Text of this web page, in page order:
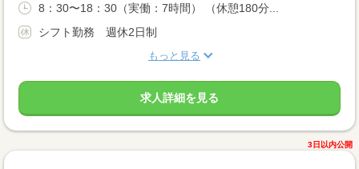
8：30〜18：30（実働：7時間） （休憩180分...
シフト勤務 週休2日制
もっと見る
求人詳細を見る
3日以内公開